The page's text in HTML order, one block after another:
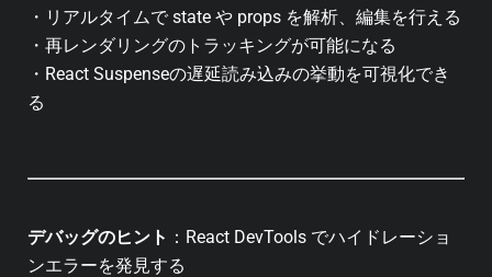
・リアルタイムで state や props を解析、編集を行える
・再レンダリングのトラッキングが可能になる
・React Suspenseの遅延読み込みの挙動を可視化でき
る
デバッグのヒント ： React DevTools でハイドレーショ
ンエラーを発見する